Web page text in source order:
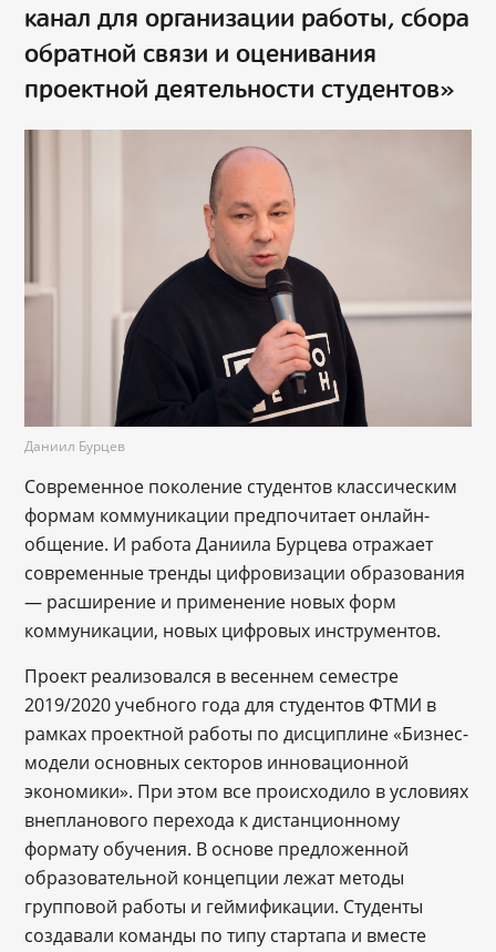
канал для организации работы, сбора
обратной связи и оценивания
проектной деятельности студентов»
Даниил Бурцев
Современное поколение студентов классическим
формам коммуникации предпочитает онлайн-
общение. И работа Даниила Бурцева отражает
современные тренды цифровизации образования
— расширение и применение новых форм
коммуникации, новых цифровых инструментов.
Проект реализовался в весеннем семестре
2019/2020 учебного года для студентов ФТМИ в
рамках проектной работы по дисциплине «Бизнес-
модели основных секторов инновационной
экономики». При этом все происходило в условиях
внепланового перехода к дистанционному
формату обучения. В основе предложенной
образовательной концепции лежат методы
групповой работы и геймификации. Студенты
создавали команды по типу стартапа и вместе